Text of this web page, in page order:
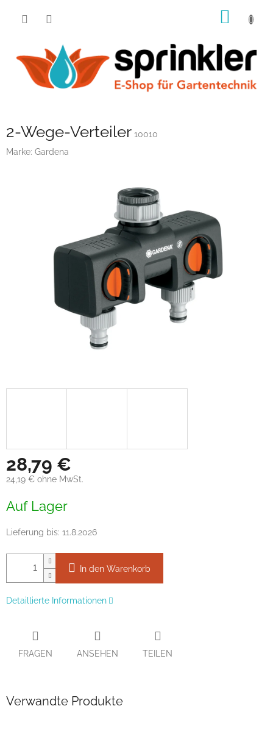
2-Wege-Verteiler 10010
Marke: Gardena
28,79 €
24,19 € ohne MwSt.
Auf Lager
Lieferung bis: 11.8.2026
In den Warenkorb
Detaillierte Informationen
FRAGEN ANSEHEN TEILEN
Verwandte Produkte